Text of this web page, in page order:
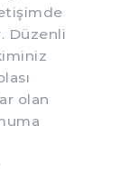
Düzenli
olan